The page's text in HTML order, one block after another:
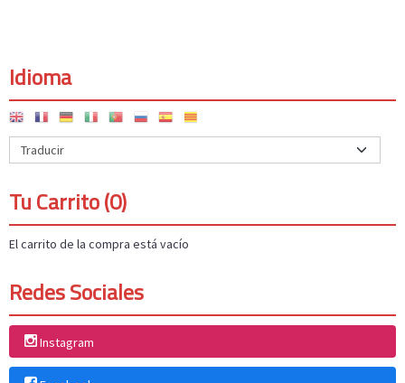
Idioma
Tu Carrito (0)
El carrito de la compra está vacío
Redes Sociales
Instagram